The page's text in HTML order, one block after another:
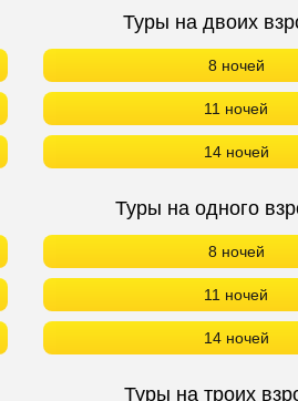
Туры на двоих
8 ночей
11 ночей
14 ночей
Туры на одного
8 ночей
11 ночей
14 ночей
Туры на троих